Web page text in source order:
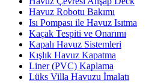
Havuz Robotu Bakımı
Isı Pompası ile Havuz Isıtma
Kaçak Tespiti ve Onarımı
Kapalı Havuz Sistemleri
Kışlık Havuz Kapatma
Liner (PVC) Kaplama
Lüks Villa Havuzu İmalatı